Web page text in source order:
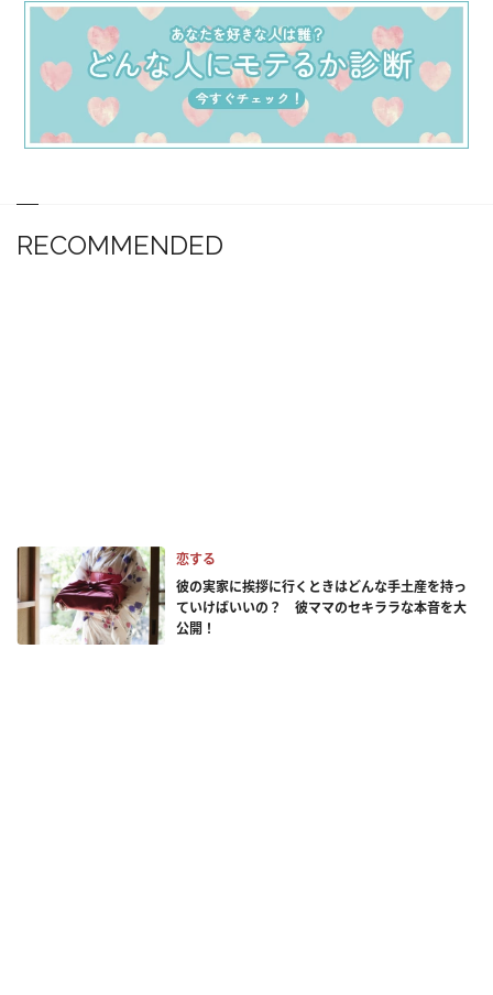
RECOMMENDED
恋する
彼の実家に挨拶に行くときはどんな手土産を持っ
ていけばいいの？ 彼ママのセキララな本音を大
公開！